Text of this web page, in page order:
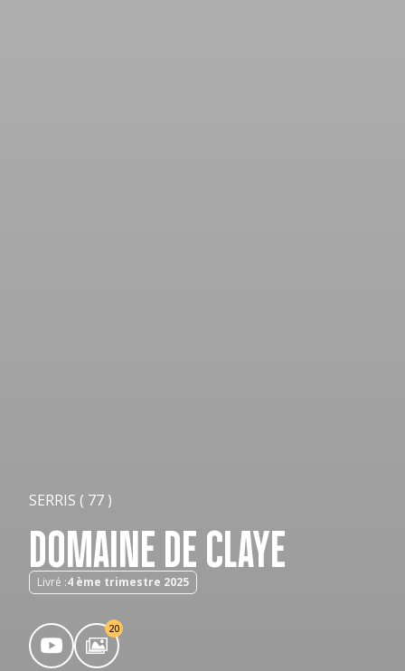
SERRIS ( 77 )
DOMAINE DE CLAYE
Livré :4 ème trimestre 2025
20